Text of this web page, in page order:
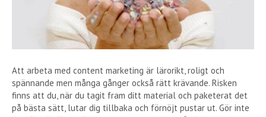
Att arbeta med content marketing är lärorikt, roligt och
spännande men många gånger också rätt krävande. Risken
finns att du, när du tagit fram ditt material och paketerat det
på bästa sätt, lutar dig tillbaka och förnöjt pustar ut. Gör inte